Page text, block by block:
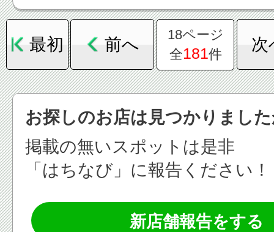
最初 前へ
18ページ
全181件
次
お探しのお店は見つかりまし
掲載の無いスポットは是非
「はちなび」に報告ください！
新店舗報告をする